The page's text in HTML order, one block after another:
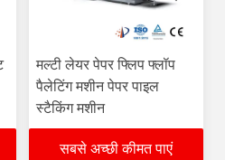
मल्टी लेयर पेपर फ्लिप फ्लॉप
पैलेटिंग मशीन पेपर पाइल
स्टैकिंग मशीन
सबसे अच्छी कीमत पाएं